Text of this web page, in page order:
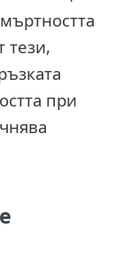
тези,
при